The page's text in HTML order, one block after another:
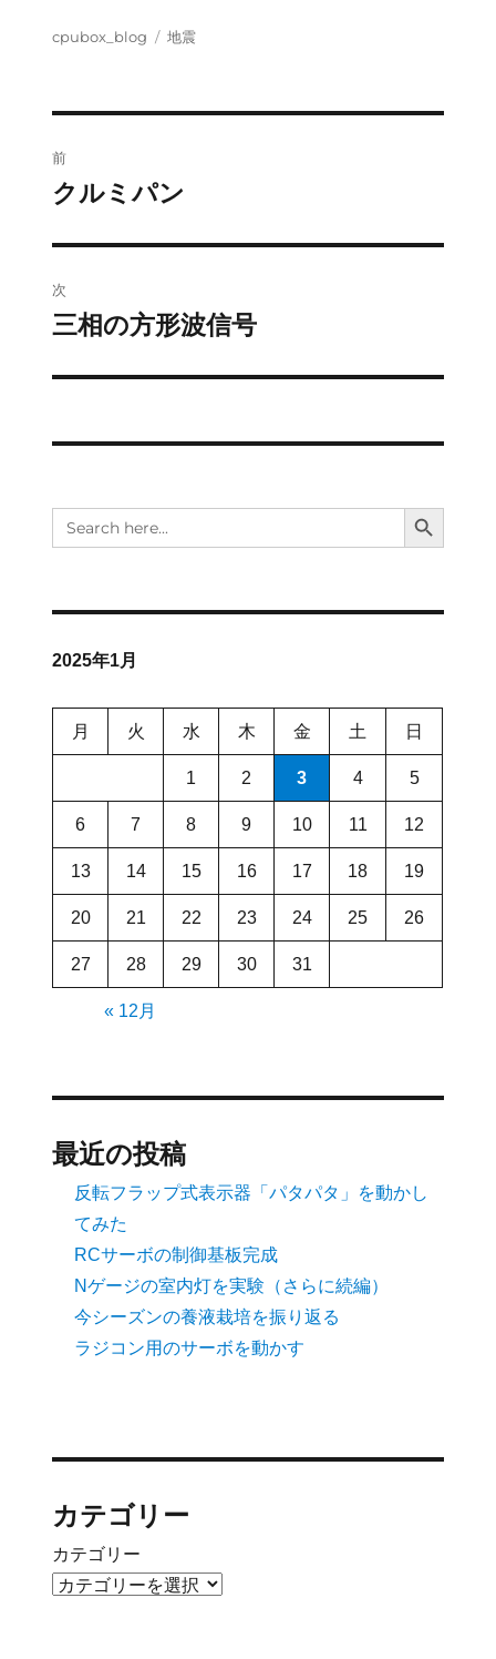
投
cpubox_blog
カ
地震
稿
ビ
ゲ
ー
ン
前
前
投
稿:
クルミパン
次
次
投
三相の方形波信号
Search
for:
SEARCH BUTTON
2025年1月
月 火 水 木 金 土 日
1 2 3 4 5
6 7 8 9 10 11 12
13 14 15 16 17 18 19
20 21 22 23 24 25 26
27 28 29 30 31
« 12月
最近の投稿
反転フラップ式表示器「パタパタ」を動かし
てみた
RCサーボの制御基板完成
Nゲージの室内灯を実験（さらに続編）
今シーズンの養液栽培を振り返る
ラジコン用のサーボを動かす
カテゴリー
カテゴリー